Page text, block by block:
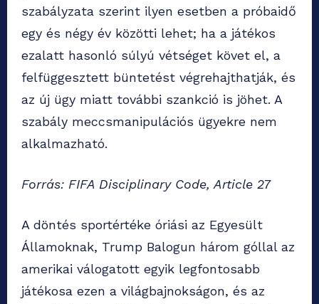
szabályzata szerint ilyen esetben a próbaidő
egy és négy év közötti lehet; ha a játékos
ezalatt hasonló súlyú vétséget követ el, a
felfüggesztett büntetést végrehajthatják, és
az új ügy miatt további szankció is jöhet. A
szabály meccsmanipulációs ügyekre nem
alkalmazható.
Forrás: FIFA Disciplinary Code, Article 27
A döntés sportértéke óriási az Egyesült
Államoknak, Trump Balogun három góllal az
amerikai válogatott egyik legfontosabb
játékosa ezen a világbajnokságon, és az